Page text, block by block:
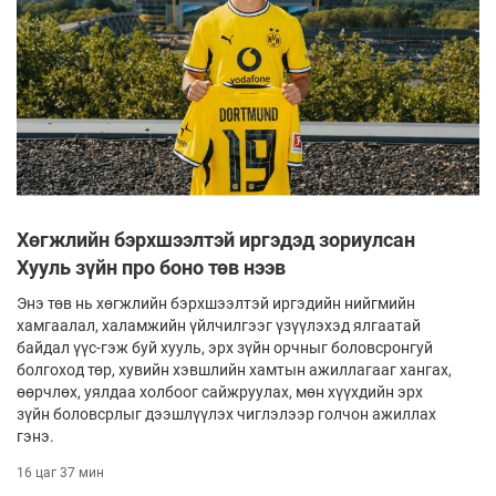
Хөгжлийн бэрхшээлтэй иргэдэд зориулсан
Хууль зүйн про боно төв нээв
Энэ төв нь хөгжлийн бэрхшээлтэй иргэдийн нийгмийн
хамгаалал, халамжийн үйлчилгээг үзүүлэхэд ялгаатай
байдал үүс-гэж буй хууль, эрх зүйн орчныг боловсронгуй
болгоход төр, хувийн хэвшлийн хамтын ажиллагааг хангах,
өөрчлөх, уялдаа холбоог сайжруулах, мөн хүүхдийн эрх
зүйн боловсрлыг дээшлүүлэх чиглэлээр голчон ажиллах
гэнэ.
16 цаг 37 мин